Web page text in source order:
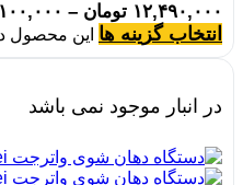
۱۲,۴۹۰,۰۰۰ تومان –
انتخاب گزینه ها این محصول
در انبار موجود نمی باشد